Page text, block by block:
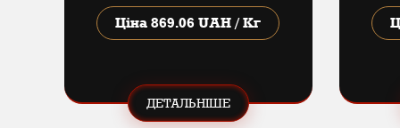
Ціна869.06 UAH / Кг
ДЕТАЛЬНІШЕ